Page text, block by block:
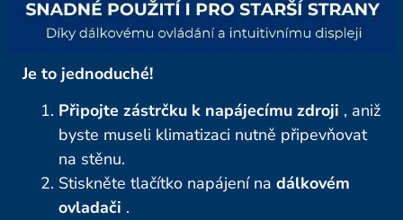
Je to jednoduché!
Připojte zástrčku k napájecímu zdroji , aniž
byste museli klimatizaci nutně připevňovat
na stěnu.
Stiskněte tlačítko napájení na dálkovém
ovladači .